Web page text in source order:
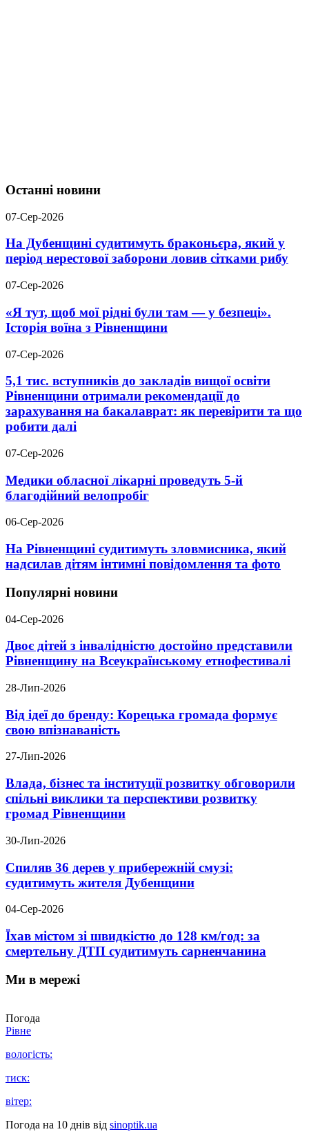
Останні новини
07-Сер-2026
На Дубенщині судитимуть браконьєра, який у
період нерестової заборони ловив сітками рибу
07-Сер-2026
«Я тут, щоб мої рідні були там — у безпеці».
Історія воїна з Рівненщини
07-Сер-2026
5,1 тис. вступників до закладів вищої освіти
Рівненщини отримали рекомендації до
зарахування на бакалаврат: як перевірити та що
робити далі
07-Сер-2026
Медики обласної лікарні проведуть 5-й
благодійний велопробіг
06-Сер-2026
На Рівненщині судитимуть зловмисника, який
надсилав дітям інтимні повідомлення та фото
Популярні новини
04-Сер-2026
Двоє дітей з інвалідністю достойно представили
Рівненщину на Всеукраїнському етнофестивалі
28-Лип-2026
Від ідеї до бренду: Корецька громада формує
свою впізнаваність
27-Лип-2026
Влада, бізнес та інституції розвитку обговорили
спільні виклики та перспективи розвитку
громад Рівненщини
30-Лип-2026
Спиляв 36 дерев у прибережній смузі:
судитимуть жителя Дубенщини
04-Сер-2026
Їхав містом зі швидкістю до 128 км/год: за
смертельну ДТП судитимуть сарненчанина
Ми в мережі
Погода
Рівне
вологість:
тиск:
вітер:
Погода на 10 днів від sinoptik.ua